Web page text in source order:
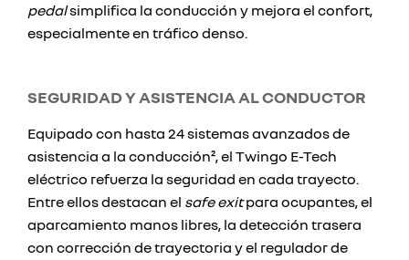
pedalsimplifica la conducción y mejora el confort,
especialmente en tráfico denso.
SEGURIDAD Y ASISTENCIA AL CONDUCTOR
Equipado con hasta 24 sistemas avanzados de
asistencia a la conducción², el Twingo E-Tech
eléctrico refuerza la seguridad en cada trayecto.
Entre ellos destacan el safe exitpara ocupantes, el
aparcamiento manos libres, la detección trasera
con corrección de trayectoria y el regulador de